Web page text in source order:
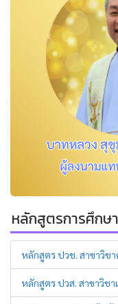
หลักสูตรการศึกษา
หลักสูตร ปวช. สาขาวิช
หลักสูตร ปวส. สาขาวิชา